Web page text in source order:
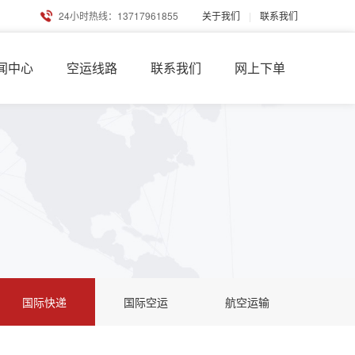
关于我们 | 联系我们
24小时热线：13717961855
中心 空运线路 联系我们 网上下单
国际快递 国际空运 航空运输